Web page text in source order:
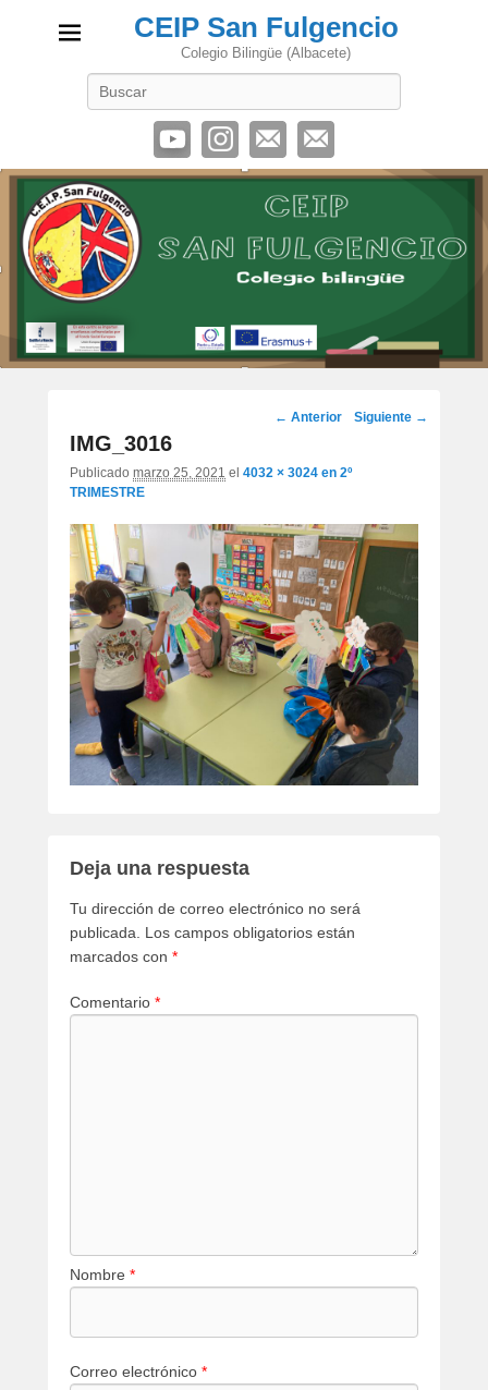
CEIP San Fulgencio
Colegio Bilingüe (Albacete)
Navegación
← Anterior Siguiente →
IMG_3016
Publicado marzo 25, 2021 el 4032 × 3024 en 2º
TRIMESTRE
Deja una respuesta
Tu dirección de correo electrónico no será
publicada.
Los campos obligatorios están
marcados con *
Comentario *
Nombre *
Correo electrónico *